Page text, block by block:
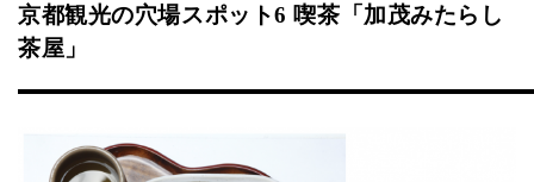
京都観光の穴場スポット6 喫茶「加茂みたらし
茶屋」